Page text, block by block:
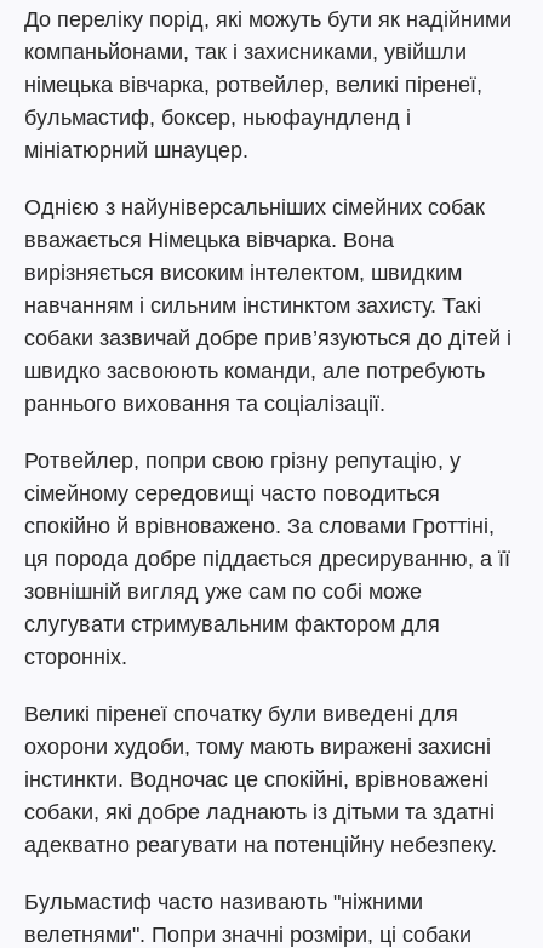
До переліку порід, які можуть бути як надійними
компаньйонами, так і захисниками, увійшли
німецька вівчарка, ротвейлер, великі піренеї,
бульмастиф, боксер, ньюфаундленд і
мініатюрний шнауцер.
Однією з найуніверсальніших сімейних собак
вважається Німецька вівчарка. Вона
вирізняється високим інтелектом, швидким
навчанням і сильним інстинктом захисту. Такі
собаки зазвичай добре прив’язуються до дітей і
швидко засвоюють команди, але потребують
раннього виховання та соціалізації.
Ротвейлер, попри свою грізну репутацію, у
сімейному середовищі часто поводиться
спокійно й врівноважено. За словами Гроттіні,
ця порода добре піддається дресируванню, а її
зовнішній вигляд уже сам по собі може
слугувати стримувальним фактором для
сторонніх.
Великі піренеї спочатку були виведені для
охорони худоби, тому мають виражені захисні
інстинкти. Водночас це спокійні, врівноважені
собаки, які добре ладнають із дітьми та здатні
адекватно реагувати на потенційну небезпеку.
Бульмастиф часто називають "ніжними
велетнями". Попри значні розміри, ці собаки